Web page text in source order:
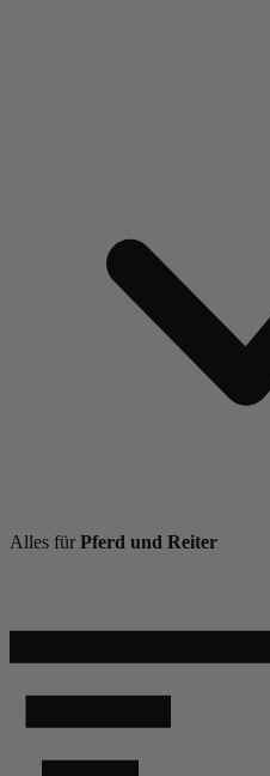
Alles für Pferd und Reiter